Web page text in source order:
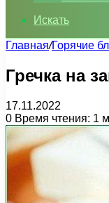
Искать
Главная/Горячие
Гречка на
17.11.2022
0 Время чтения: 1